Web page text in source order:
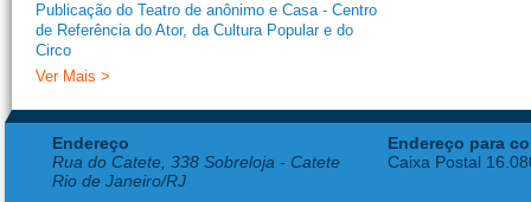
Publicação do Teatro de anônimo e Casa - Centro
de Referência do Ator, da Cultura Popular e do
Circo
Ver Mais >
Endereço
Rua do Catete, 338 Sobreloja - Catete
Rio de Janeiro/RJ
Endereço para
Caixa Postal